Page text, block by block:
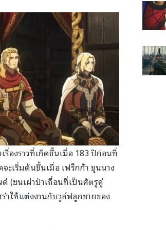
รื่องราวที่เกิดขึ้นเมื่อ 183 ปีก่อนที่
ะเริ่มต้นขึ้นเมื่อ เฟร็กก้า ขุนนาง
(ชนเผ่าป่าเถื่อนที่เป็นศัตรูคู่
าให้แต่งงานกับวูล์ฟลูกชายของ